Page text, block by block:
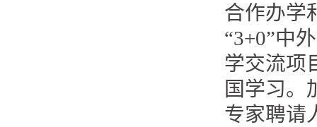
合作办学
“3+0”中
学交流项
国学习。
专家聘请